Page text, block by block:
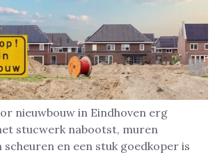
nieuwbouw in Eindhoven erg
stucwerk nabootst, muren
en een stuk goedkoper is